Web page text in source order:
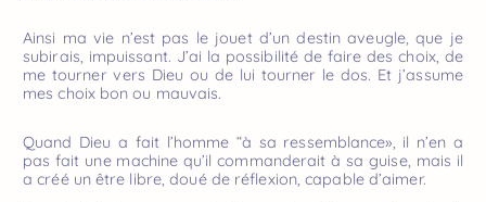
Ainsi ma vie n’est pas le jouet d’un destin aveugle, que je
subirais, impuissant. J’ai la possibilité de faire des choix, de
me tourner vers Dieu ou de lui tourner le dos. Et j’assume
mes choix bon ou mauvais.
Quand Dieu a fait l’homme “à sa ressemblance», il n’en a
pas fait une machine qu’il commanderait à sa guise, mais il
a créé un être libre, doué de réflexion, capable d’aimer.